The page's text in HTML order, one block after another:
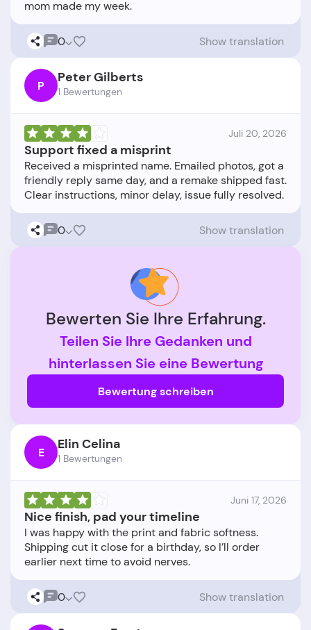
0 Show translation
P Peter Gilberts
1 Bewertungen
Juli 20, 2026
Support fixed a misprint
Received a misprinted name. Emailed photos, got a
friendly reply same day, and a remake shipped fast.
0 Show translation
Bewerten Sie Ihre Erfahrung.
Teilen Sie Ihre Gedanken und
hinterlassen Sie eine Bewertung
Bewertung schreiben
E Elin Celina
1 Bewertungen
Juni 17, 2026
Nice finish, pad your timeline
I was happy with the print and fabric softness.
Shipping cut it close for a birthday, so I’ll order
0 Show translation